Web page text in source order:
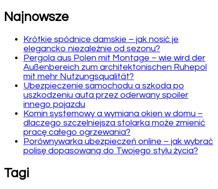
Najnowsze
Krótkie spódnice damskie – jak nosić je
elegancko niezależnie od sezonu?
Pergola aus Polen mit Montage – wie wird der
Außenbereich zum architektonischen Ruhepol
mit mehr Nutzungsqualität?
Ubezpieczenie samochodu a szkoda po
uszkodzeniu auta przez oderwany spoiler
innego pojazdu
Komin systemowy a wymiana okien w domu –
dlaczego szczelniejsza stolarka może zmienić
pracę całego ogrzewania?
Porównywarka ubezpieczeń online – jak wybrać
polisę dopasowaną do Twojego stylu życia?
Tagi